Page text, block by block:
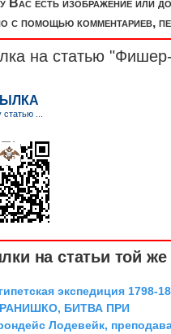
с помощью комментариев,
на статью
на статьи той же
экспедиция 1798-
БИТВА ПРИ
Лодевейк,